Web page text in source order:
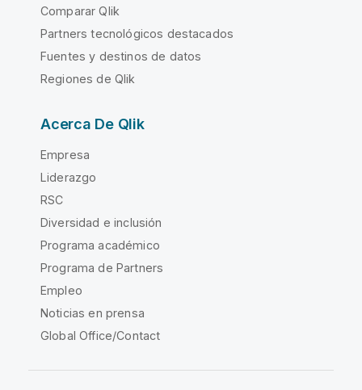
Comparar Qlik
Partners tecnológicos destacados
Fuentes y destinos de datos
Regiones de Qlik
Acerca De Qlik
Empresa
Liderazgo
RSC
Diversidad e inclusión
Programa académico
Programa de Partners
Empleo
Noticias en prensa
Global Office/Contact